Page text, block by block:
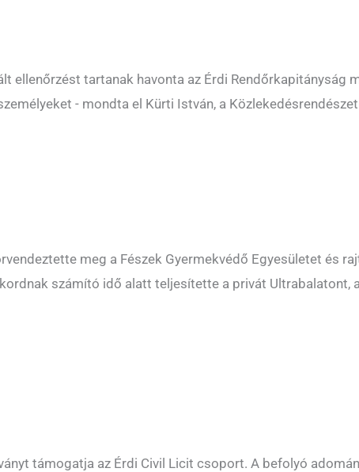
ellenőrzést tartanak havonta az Érdi Rendőrkapitányság
- mondta el Kürti István, a
meg a Fészek Gyermekvédő Egyesületet és
számító idő alatt teljesítette a privát Ultrabalatont,
támogatja az Érdi Civil Licit csoport. A befolyó